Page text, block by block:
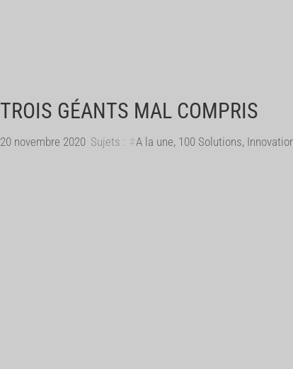
TROIS GÉANTS MAL COMPRIS
20 novembre 2020 Sujets : A la une, 100 Solutions,